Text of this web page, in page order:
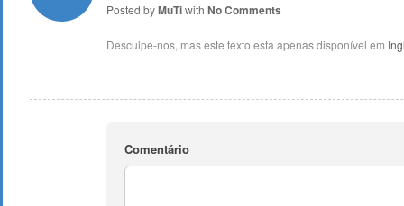
Posted byMuTiwith No Comments
Desculpe-nos, mas este texto esta apenas disponível em
Comentário